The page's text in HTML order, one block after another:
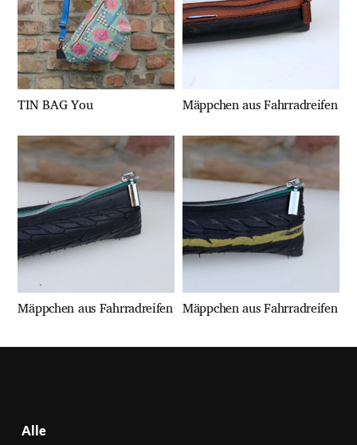
TIN BAG You Mäppchen aus Fahrradreifen
Mäppchen aus Fahrradreifen Mäppchen aus Fahrradreifen
Alle